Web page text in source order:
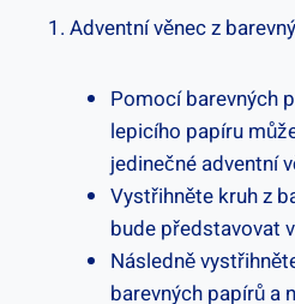
Adventní věnec z
Pomocí barevných
lepicího papíru
jedinečné adventní
Vystřihněte kruh z
bude představovat
Následně
barevných papírů a